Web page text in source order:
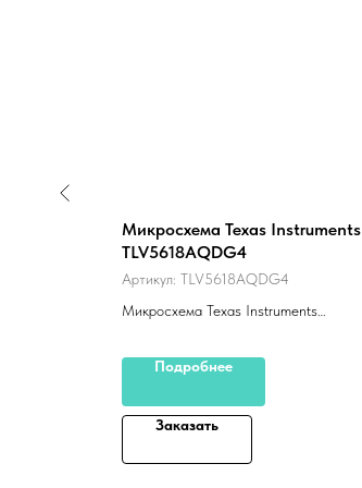
Микросхема Texas Instruments
TLV5618AQDG4
Артикул: TLV5618AQDG4
Микросхема Texas Instruments
Подробнее
Заказать